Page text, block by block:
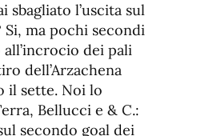
fuente
fuente.
sbagliato l’uscita sul
Si, ma pochi secondi
dei pali
dell’Arzachena
il sette. Noi lo
Bellucci e & C.:
secondo goal dei